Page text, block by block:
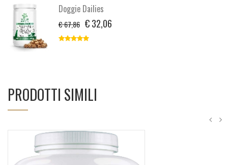
Doggie Dailies
€ 67,86 € 32,06
PRODOTTI SIMILI